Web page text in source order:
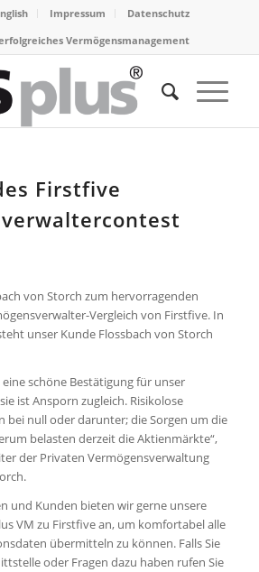
Impressum
Datenschutz
Vermögensmanagement
Firstfive
von Storch zum hervorragenden
Vergleich von Firstfive. In
unser Kunde Flossbach von Storch
eine schöne Bestätigung für unser
ist Ansporn zugleich. Risikolose
bei null oder darunter; die Sorgen um die
belasten derzeit die Aktienmärkte“,
der Privaten Vermögensverwaltung
und Kunden bieten wir gerne unsere
VM zu Firstfive an, um komfortabel alle
übermitteln zu können. Falls Sie
oder Fragen dazu haben rufen Sie